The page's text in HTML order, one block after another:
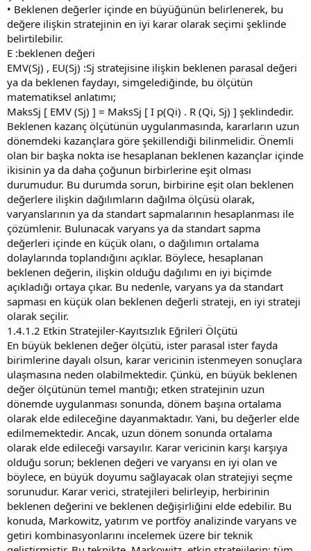
• Beklenen değerler içinde en büyüğünün belirlenerek, bu
değere ilişkin stratejinin en iyi karar olarak seçimi şeklinde
belirtilebilir.
E :beklenen değeri
EMV(Sj) , EU(Sj) :Sj stratejisine ilişkin beklenen parasal değeri
ya da beklenen faydayı, simgelediğinde, bu ölçütün
matematiksel anlatımı;
MaksSj [ EMV (Sj) ] = MaksSj [ I p(Qi) . R (Qi, Sj) ] şeklindedir.
Beklenen kazanç ölçütünün uygulanmasında, kararların uzun
dönemdeki kazançlara göre şekillendiği bilinmelidir. Önemli
olan bir başka nokta ise hesaplanan beklenen kazançlar içinde
ikisinin ya da daha çoğunun birbirlerine eşit olması
durumudur. Bu durumda sorun, birbirine eşit olan beklenen
değerlere ilişkin dağılımların dağılma ölçüsü olarak,
varyanslarının ya da standart sapmalarının hesaplanması ile
çözümlenir. Bulunacak varyans ya da standart sapma
değerleri içinde en küçük olanı, o dağılımın ortalama
dolaylarında toplandığını açıklar. Böylece, hesaplanan
beklenen değerin, ilişkin olduğu dağılımı en iyi biçimde
açıkladığı ortaya çıkar. Bu nedenle, varyans ya da standart
sapması en küçük olan beklenen değerli strateji, en iyi strateji
olarak seçilir.
1.4.1.2 Etkin Stratejiler-Kayıtsızlık Eğrileri Ölçütü
En büyük beklenen değer ölçütü, ister parasal ister fayda
birimlerine dayalı olsun, karar vericinin istenmeyen sonuçlara
ulaşmasına neden olabilmektedir. Çünkü, en büyük beklenen
değer ölçütünün temel mantığı; etken stratejinin uzun
dönemde uygulanması sonunda, dönem başına ortalama
olarak elde edileceğine dayanmaktadır. Yani, bu değerler elde
edilmemektedir. Ancak, uzun dönem sonunda ortalama
olarak elde edileceği varsayılır. Karar vericinin karşı karşıya
olduğu sorun; beklenen değeri ve varyansı en iyi olan ve
böylece, en büyük doyumu sağlayacak olan stratejiyi seçme
sorunudur. Karar verici, stratejileri belirleyip, herbirinin
beklenen değerini ve beklenen değişirliğini elde edebilir. Bu
konuda, Markowitz, yatırım ve portföy analizinde varyans ve
getiri kombinasyonlarını incelemek üzere bir teknik